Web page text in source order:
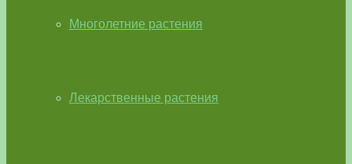
Многолетние растения
Лекарственные растения